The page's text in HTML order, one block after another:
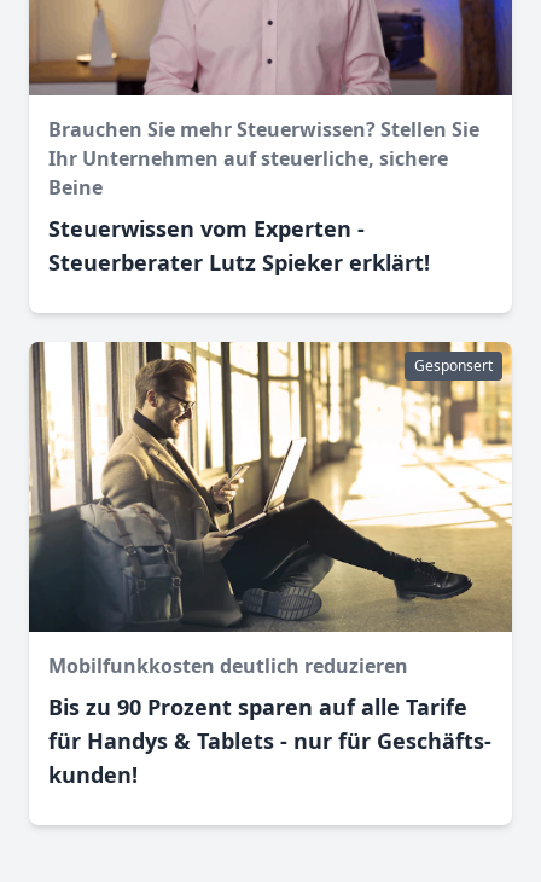
Brauchen Sie mehr Steuerwissen? Stellen Sie
Ihr Unternehmen auf steuerliche, sichere
Beine
Steuerwissen vom Experten -
Steuerberater Lutz Spieker erklärt!
Gesponsert
Mobilfunkkosten deutlich reduzieren
Bis zu 90 Prozent sparen auf alle Tarife
für Handys & Tablets - nur für Geschäfts­
kunden!